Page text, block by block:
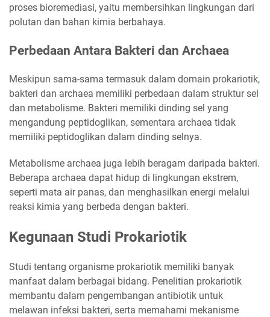
proses bioremediasi, yaitu membersihkan lingkungan dari
polutan dan bahan kimia berbahaya.
Perbedaan Antara Bakteri dan Archaea
Meskipun sama-sama termasuk dalam domain prokariotik,
bakteri dan archaea memiliki perbedaan dalam struktur sel
dan metabolisme. Bakteri memiliki dinding sel yang
mengandung peptidoglikan, sementara archaea tidak
memiliki peptidoglikan dalam dinding selnya.
Metabolisme archaea juga lebih beragam daripada bakteri.
Beberapa archaea dapat hidup di lingkungan ekstrem,
seperti mata air panas, dan menghasilkan energi melalui
reaksi kimia yang berbeda dengan bakteri.
Kegunaan Studi Prokariotik
Studi tentang organisme prokariotik memiliki banyak
manfaat dalam berbagai bidang. Penelitian prokariotik
membantu dalam pengembangan antibiotik untuk
melawan infeksi bakteri, serta memahami mekanisme